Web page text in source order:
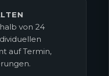
von 24
auf Termin,